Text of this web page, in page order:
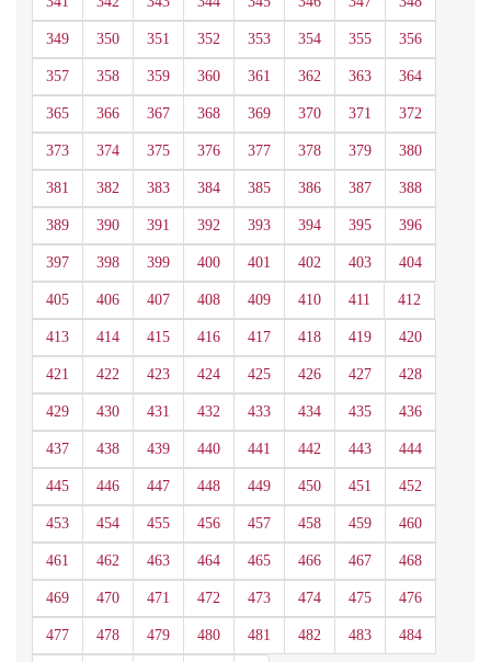
349 350 351 352 353 354 355 356
357 358 359 360 361 362 363 364
365 366 367 368 369 370 371 372
373 374 375 376 377 378 379 380
381 382 383 384 385 386 387 388
389 390 391 392 393 394 395 396
397 398 399 400 401 402 403 404
405 406 407 408 409 410 411 412
413 414 415 416 417 418 419 420
421 422 423 424 425 426 427 428
429 430 431 432 433 434 435 436
437 438 439 440 441 442 443 444
445 446 447 448 449 450 451 452
453 454 455 456 457 458 459 460
461 462 463 464 465 466 467 468
469 470 471 472 473 474 475 476
477 478 479 480 481 482 483 484